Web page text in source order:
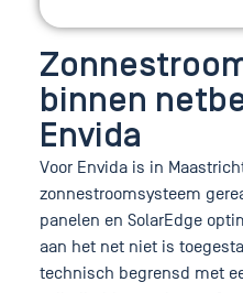
binnen
Envida
Voor Envida is in
zonnestroomsysteem
panelen en SolarEdge
aan het net niet is
technisch begrensd met